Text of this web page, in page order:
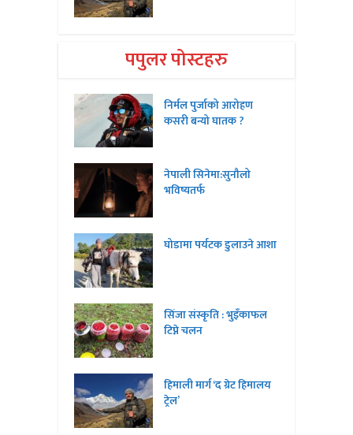
पपुलर पोस्टहरु
निर्मल पुर्जाको आरोहण
कसरी बन्यो घातक ?
नेपाली सिनेमा:सुनौलो
भविष्यतर्फ
घोडामा पर्यटक डुलाउने आशा
सिंजा संस्कृति : भुइँकाफल
टिप्ने चलन
हिमाली मार्ग ‘द ग्रेट हिमालय
ट्रेल’